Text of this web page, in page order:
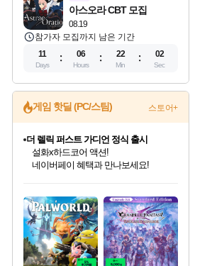
08.19
아스오라 CBT 모집
참가자 모집까지 남은 기간
11
Days
06
Hours
22
Min
01
Sec
게임 핫딜 (PC/스팀) 스토어+
최대 90% 할인가를 만나보세요!
네이버혜택과 함께 만나보세요!
50%할인&추가 적립까지!
네이버 포인트 혜택까지!
이니&베니 혜택까지!
네이버 혜택가와 함께 예약하세요!
할인&네이버혜택으로 만나보세요!
더 렐릭 퍼스트 가디언 정식 출시
설화x하드코어 액션!
베데스다 40주년 기념 할인 중!
베데스다의 명작들을
40주년 프로모션으로 만나보세요!
할인가에 만나보세요!
일부 에디션 상시 할인!
혜택으로 예약 판매 중
편안하게 충전하세요